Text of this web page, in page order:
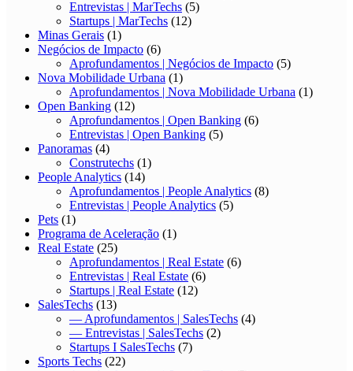
Entrevistas | MarTechs (5)
Startups | MarTechs (12)
Minas Gerais (1)
Negócios de Impacto (6)
Aprofundamentos | Negócios de Impacto (5)
Nova Mobilidade Urbana (1)
Aprofundamentos | Nova Mobilidade Urbana (1)
Open Banking (12)
Aprofundamentos | Open Banking (6)
Entrevistas | Open Banking (5)
Panoramas (4)
Construtechs (1)
People Analytics (14)
Aprofundamentos | People Analytics (8)
Entrevistas | People Analytics (5)
Pets (1)
Programa de Aceleração (1)
Real Estate (25)
Aprofundamentos | Real Estate (6)
Entrevistas | Real Estate (6)
Startups | Real Estate (12)
SalesTechs (13)
— Aprofundamentos | SalesTechs (4)
— Entrevistas | SalesTechs (2)
Startups I SalesTechs (7)
Sports Techs (22)